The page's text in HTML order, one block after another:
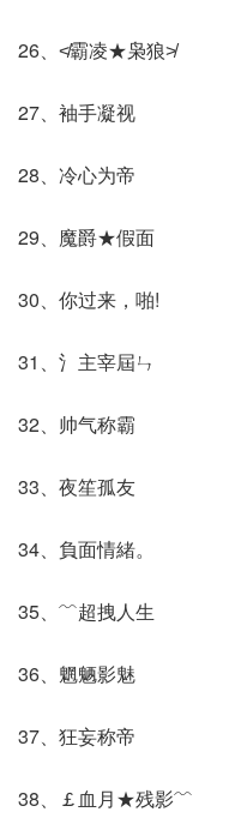
26、≮霸凌★枭狼≯
27、袖手凝视
28、冷心为帝
29、魔爵★假面
30、你过来，啪!
31、氵主宰屆ㄣ
32、帅气称霸
33、夜笙孤友
34、負面情緒。
35、﹌超拽人生
36、魍魉影魅
37、狂妄称帝
38、￡血月★残影﹌